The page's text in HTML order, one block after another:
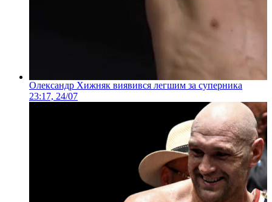
Олександр Хижняк виявився легшим за суперника
23:17, 24/07